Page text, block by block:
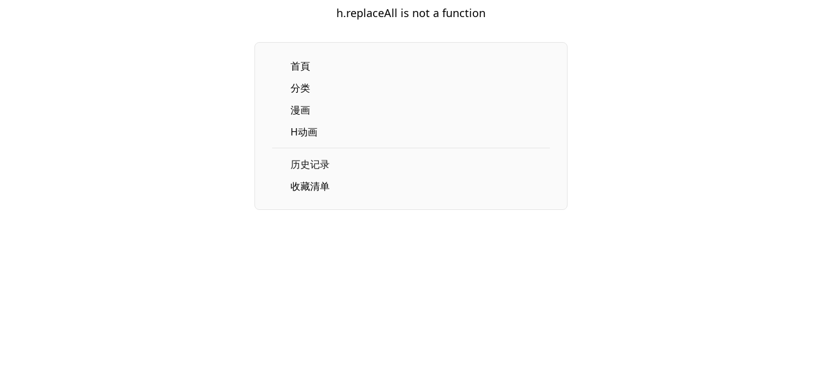
h.replaceAll is not a function
首頁
分类
漫画
H动画
Current page:
历史记录
收藏清单